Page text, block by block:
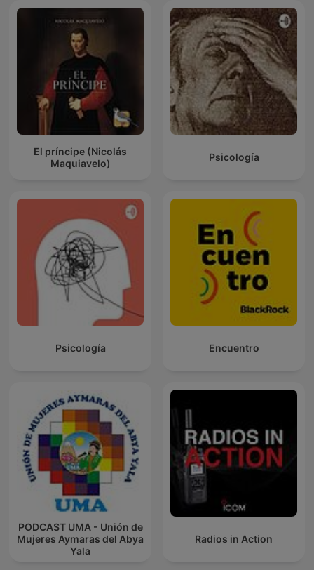
El príncipe (Nicolás
Maquiavelo)
Psicología
Psicología Encuentro
PODCAST UMA - Unión de
Mujeres Aymaras del Abya
Yala
Radios in Action